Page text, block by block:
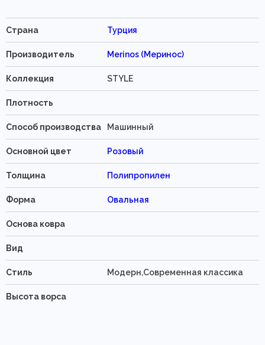
Страна Турция
Производитель Merinos (Меринос)
Коллекция STYLE
Плотность
Способ производства Машинный
Основной цвет Розовый
Толщина Полипропилен
Форма Овальная
Основа ковра
Вид
Стиль Модерн,Современная классика
Высота ворса